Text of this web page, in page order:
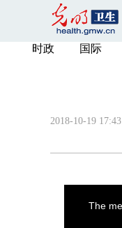
时政 国际
2018-10-19 17:43
The